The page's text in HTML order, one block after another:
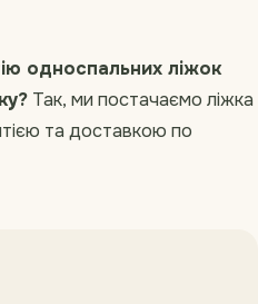
односпальних ліжок
Так, ми постачаємо ліжка
та доставкою по